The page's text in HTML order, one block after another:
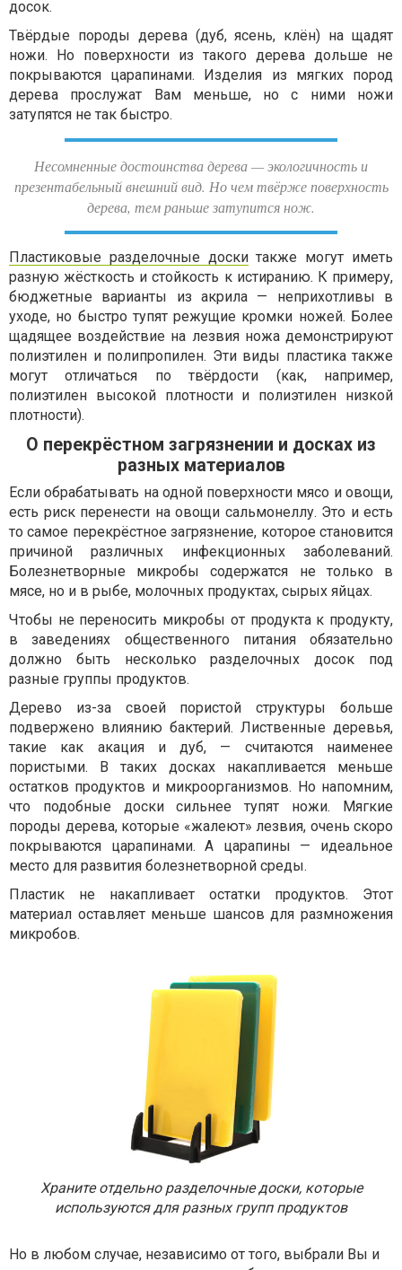
досок.
Твёрдые породы дерева (дуб, ясень, клён) на щадят
ножи. Но поверхности из такого дерева дольше не
покрываются царапинами. Изделия из мягких пород
дерева прослужат Вам меньше, но с ними ножи
затупятся не так быстро.
Несомненные достоинства дерева — экологичность и
презентабельный внешний вид. Но чем твёрже поверхность
дерева, тем раньше затупится нож.
Пластиковые разделочные доскитакже могут иметь
разную жёсткость и стойкость к истиранию. К примеру,
бюджетные варианты из акрила — неприхотливы в
уходе, но быстро тупят режущие кромки ножей. Более
щадящее воздействие на лезвия ножа демонстрируют
полиэтилен и полипропилен. Эти виды пластика также
могут отличаться по твёрдости (как, например,
полиэтилен высокой плотности и полиэтилен низкой
плотности).
О перекрёстном загрязнении и досках из
разных материалов
Если обрабатывать на одной поверхности мясо и овощи,
есть риск перенести на овощи сальмонеллу. Это и есть
то самое перекрёстное загрязнение, которое становится
причиной различных инфекционных заболеваний.
Болезнетворные микробы содержатся не только в
мясе, но и в рыбе, молочных продуктах, сырых яйцах.
Чтобы не переносить микробы от продукта к продукту,
в заведениях общественного питания обязательно
должно быть несколько разделочных досок под
разные группы продуктов.
Дерево из-за своей пористой структуры больше
подвержено влиянию бактерий. Лиственные деревья,
такие как акация и дуб, — считаются наименее
пористыми. В таких досках накапливается меньше
остатков продуктов и микроорганизмов. Но напомним,
что подобные доски сильнее тупят ножи. Мягкие
породы дерева, которые «жалеют» лезвия, очень скоро
покрываются царапинами. А царапины — идеальное
место для развития болезнетворной среды.
Пластик не накапливает остатки продуктов. Этот
материал оставляет меньше шансов для размножения
микробов.
Храните отдельно разделочные доски, которые
используются для разных групп продуктов
Но в любом случае, независимо от того, выбрали Вы и